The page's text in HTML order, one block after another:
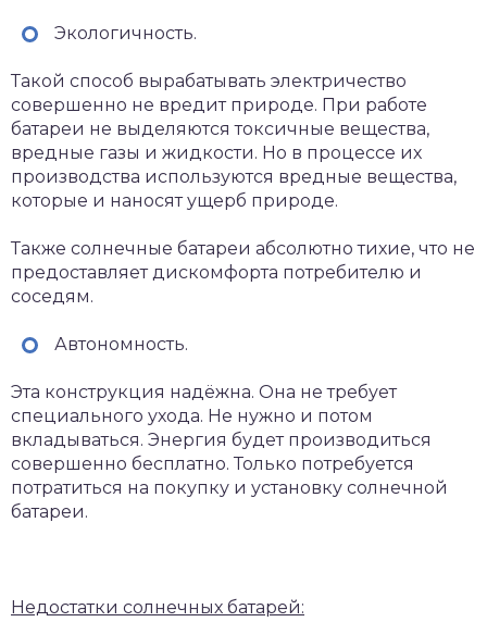
Экологичность.
Такой способ вырабатывать электричество
совершенно не вредит природе. При работе
батареи не выделяются токсичные вещества,
вредные газы и жидкости. Но в процессе их
производства используются вредные вещества,
которые и наносят ущерб природе.
Также солнечные батареи абсолютно тихие, что не
предоставляет дискомфорта потребителю и
соседям.
Автономность.
Эта конструкция надёжна. Она не требует
специального ухода. Не нужно и потом
вкладываться. Энергия будет производиться
совершенно бесплатно. Только потребуется
потратиться на покупку и установку солнечной
батареи.
Недостатки солнечных батарей: